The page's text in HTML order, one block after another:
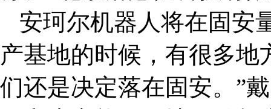
安珂尔机器人将在固安
产基地的时候，有很多
们还是决定落在固安。”